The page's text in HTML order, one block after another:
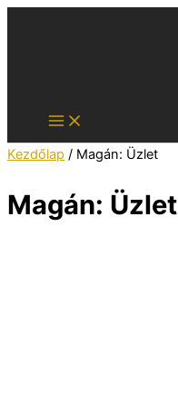
Kezdőlap / Magán: Üzlet
Magán: Üzlet